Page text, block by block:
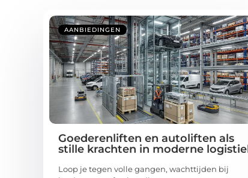
AANBIEDINGEN
Goederenliften en autoliften als
stille krachten in moderne
Loop je tegen volle gangen, wachttijden bij